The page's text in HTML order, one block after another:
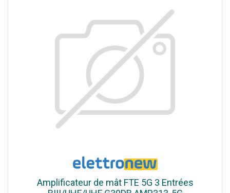
Amplificateur de mât FTE 5G 3 Entrées